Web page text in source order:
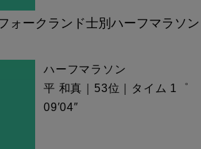
ークランド士別ハーフマラソン
ハーフマラソン
平 和真｜53位｜タイム 1゜
09′04″